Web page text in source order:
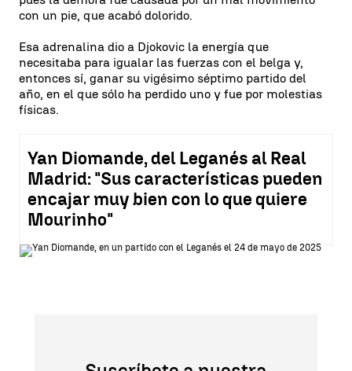
con un pie, que acabó dolorido.
Esa adrenalina dio a Djokovic la energía que
necesitaba para igualar las fuerzas con el belga y,
entonces sí, ganar su vigésimo séptimo partido del
año, en el que sólo ha perdido uno y fue por molestias
físicas.
Yan Diomande, del Leganés al Real
Madrid: "Sus características pueden
encajar muy bien con lo que quiere
Mourinho"